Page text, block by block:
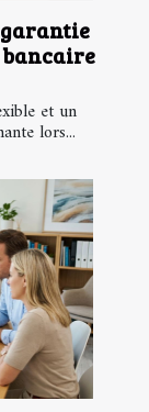
et un
lors...